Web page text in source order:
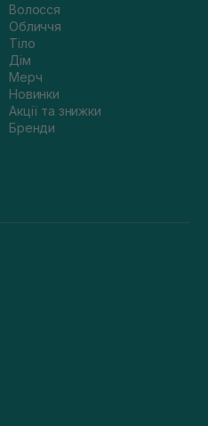
Волосся
Обличчя
Тіло
Дім
Мерч
Новинки
Акції та знижки
Бренди